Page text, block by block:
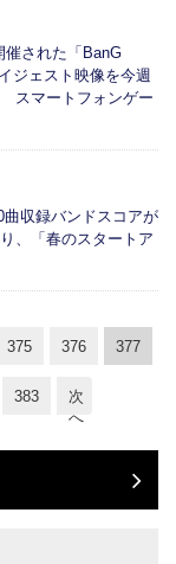
催された「BanG
ジェスト映像を今週
スマートフォンゲー
収録バンドスコアが
、「春のスタートア
375 376 377
383
次
へ